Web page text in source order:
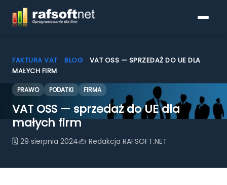
Programy do faktur
Pobierz
Porównanie funkcjonalności
FAKTURA VAT BLOG
VAT OSS — SPRZEDAŻ DO UE DLA
MAŁYCH FIRM
PRAWO PODATKI FIRMA
VAT OSS — sprzedaż do UE dla
małych firm
🗓 29 sierpnia 2024✍ Redakcja RAFSOFT.NET